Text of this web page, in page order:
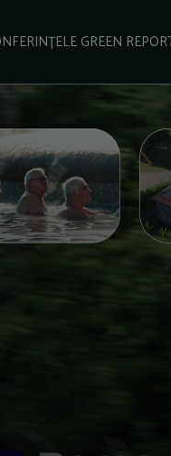
GREEN
SCHIMBĂRI CLIMATICE